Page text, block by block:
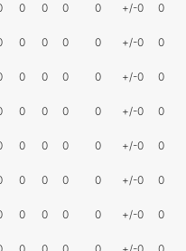
0 0 0 0 +/-0 0
0 0 0 0 +/-0 0
0 0 0 0 +/-0 0
0 0 0 0 +/-0 0
0 0 0 0 +/-0 0
0 0 0 0 +/-0 0
0 0 0 0 +/-0 0